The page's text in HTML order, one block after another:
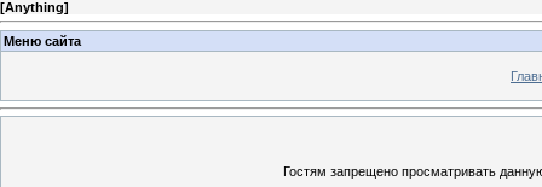
[Anything]
Меню сайта
Гостям запрещено просматривать